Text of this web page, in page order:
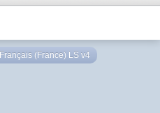
Français (France) LS v4